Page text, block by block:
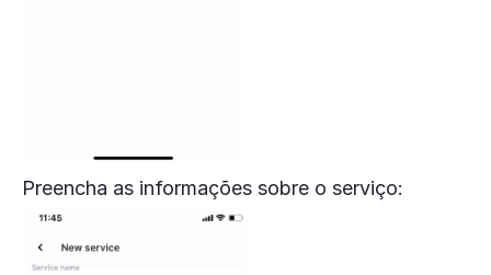
Preencha as informações sobre o serviço: